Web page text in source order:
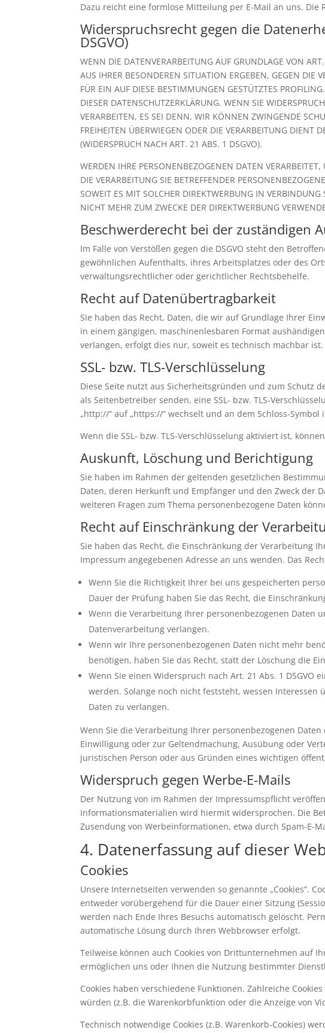
Dazu reicht eine formlose Mitteilung per E-Mail an uns.
Widerspruchsrecht gegen die
DSGVO)
WENN DIE DATENVERARBEITUNG AUF GRUNDLAGE VON
AUS IHRER BESONDEREN SITUATION ERGEBEN, GEGEN DIE
FÜR EIN AUF DIESE BESTIMMUNGEN GESTÜTZTES
DIESER DATENSCHUTZERKLÄRUNG. WENN SIE
VERARBEITEN, ES SEI DENN, WIR KÖNNEN ZWINGENDE
FREIHEITEN ÜBERWIEGEN ODER DIE VERARBEITUNG DIENT
(WIDERSPRUCH NACH ART. 21 ABS. 1 DSGVO).
WERDEN IHRE PERSONENBEZOGENEN DATEN
DIE VERARBEITUNG SIE BETREFFENDER
SOWEIT ES MIT SOLCHER DIREKTWERBUNG IN
NICHT MEHR ZUM ZWECKE DER DIREKTWERBUNG
Beschwerderecht bei der zuständigen
Im Falle von Verstößen gegen die DSGVO steht den
gewöhnlichen Aufenthalts, ihres Arbeitsplatzes oder des
verwaltungsrechtlicher oder gerichtlicher Rechtsbehelfe.
Recht auf Datenübertragbarkeit
Sie haben das Recht, Daten, die wir auf Grundlage Ihrer
in einem gängigen, maschinenlesbaren Format
verlangen, erfolgt dies nur, soweit es technisch machbar ist.
SSL- bzw. TLS-Verschlüsselung
Diese Seite nutzt aus Sicherheitsgründen und zum Schutz
als Seitenbetreiber senden, eine SSL- bzw. TLS-
„http://“ auf „https://“ wechselt und an dem Schloss-Symbol
Wenn die SSL- bzw. TLS-Verschlüsselung aktiviert ist,
Auskunft, Löschung und Berichtigung
Sie haben im Rahmen der geltenden gesetzlichen
Daten, deren Herkunft und Empfänger und den Zweck der
weiteren Fragen zum Thema personenbezogene Daten
Recht auf Einschränkung der
Sie haben das Recht, die Einschränkung der Verarbeitung
Impressum angegebenen Adresse an uns wenden. Das
Wenn Sie die Richtigkeit Ihrer bei uns gespeicherten
Dauer der Prüfung haben Sie das Recht, die
Wenn die Verarbeitung Ihrer personenbezogenen Daten
Datenverarbeitung verlangen.
Wenn wir Ihre personenbezogenen Daten nicht mehr
benötigen, haben Sie das Recht, statt der Löschung die
Wenn Sie einen Widerspruch nach Art. 21 Abs. 1
werden. Solange noch nicht feststeht, wessen
Daten zu verlangen.
Wenn Sie die Verarbeitung Ihrer personenbezogenen
Einwilligung oder zur Geltendmachung, Ausübung oder
juristischen Person oder aus Gründen eines wichtigen
Widerspruch gegen Werbe-E-Mails
Der Nutzung von im Rahmen der Impressumspflicht
Informationsmaterialien wird hiermit widersprochen. Die
Zusendung von Werbeinformationen, etwa durch Spam-E-
4. Datenerfassung auf dieser
Cookies
Unsere Internetseiten verwenden so genannte „Cookies“.
entweder vorübergehend für die Dauer einer Sitzung
werden nach Ende Ihres Besuchs automatisch gelöscht.
automatische Lösung durch Ihren Webbrowser erfolgt.
Teilweise können auch Cookies von Drittunternehmen auf
ermöglichen uns oder Ihnen die Nutzung bestimmter
Cookies haben verschiedene Funktionen. Zahlreiche
würden (z.B. die Warenkorbfunktion oder die Anzeige von
Technisch notwendige Cookies (z.B. Warenkorb-Cookies)